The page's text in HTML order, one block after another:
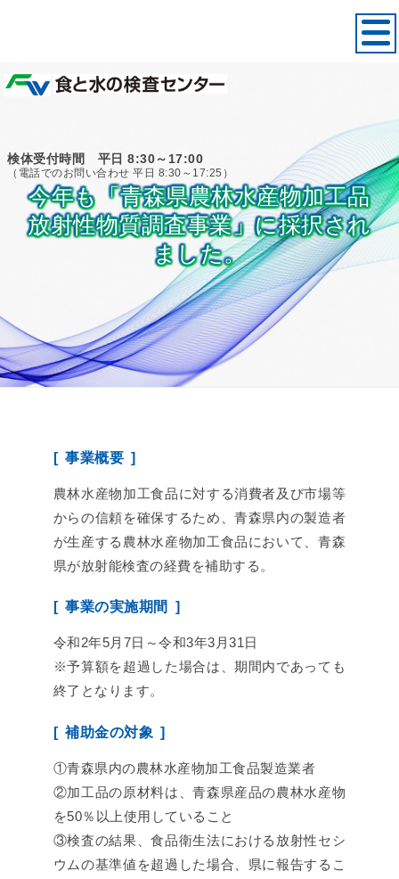
検体受付時間 平日 8:30～17:00
（電話でのお問い合わせ 平日 8:30～17:25）
今年も「青森県農林水産物加工品
放射性物質調査事業」に採択され
ました。
事業概要
農林水産物加工食品に対する消費者及び市場等
からの信頼を確保するため、青森県内の製造者
が生産する農林水産物加工食品において、青森
県が放射能検査の経費を補助する。
事業の実施期間
令和2年5月7日～令和3年3月31日
※予算額を超過した場合は、期間内であっても
終了となります。
補助金の対象
①青森県内の農林水産物加工食品製造業者
②加工品の原材料は、青森県産品の農林水産物
を50％以上使用していること
③検査の結果、食品衛生法における放射性セシ
ウムの基準値を超過した場合、県に報告するこ